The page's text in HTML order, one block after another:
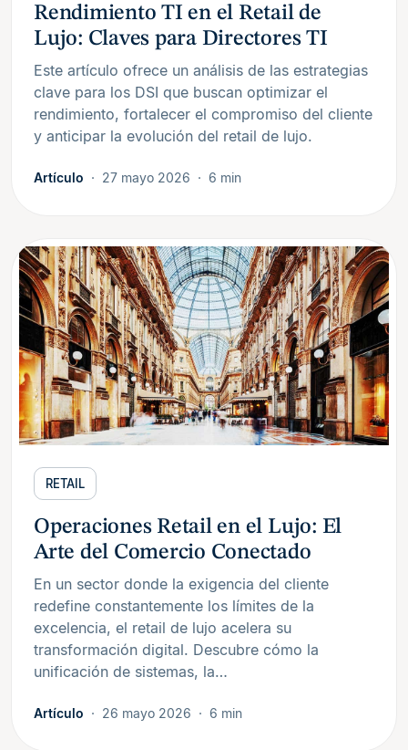
Rendimiento TI en el Retail de
Lujo: Claves para Directores TI
Este artículo ofrece un análisis de las estrategias
clave para los DSI que buscan optimizar el
rendimiento, fortalecer el compromiso del cliente
y anticipar la evolución del retail de lujo.
Artículo 27 mayo 2026 6 min
RETAIL
Operaciones Retail en el Lujo: El
Arte del Comercio Conectado
En un sector donde la exigencia del cliente
redefine constantemente los límites de la
excelencia, el retail de lujo acelera su
transformación digital. Descubre cómo la
unificación de sistemas, la…
Artículo 26 mayo 2026 6 min